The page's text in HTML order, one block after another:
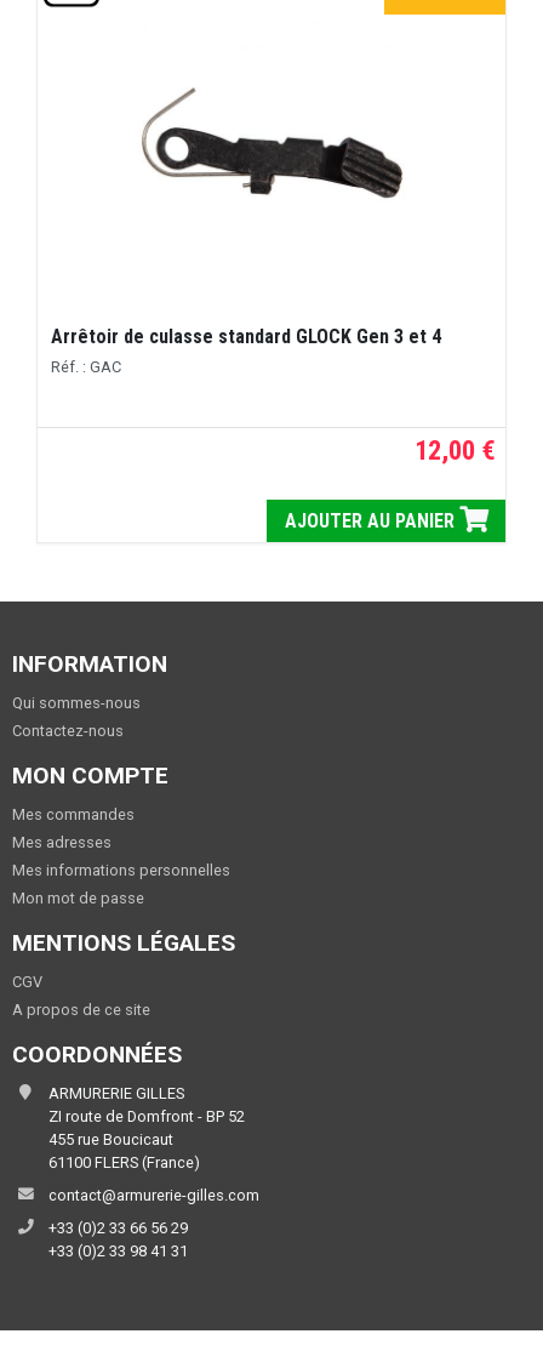
Arrêtoir de culasse standard GLOCK Gen 3 et 4
Réf. : GAC
12,00 €
AJOUTER AU PANIER
INFORMATION
Qui sommes-nous
Contactez-nous
MON COMPTE
Mes commandes
Mes adresses
Mes informations personnelles
Mon mot de passe
MENTIONS LÉGALES
CGV
A propos de ce site
COORDONNÉES
ARMURERIE GILLES
ZI route de Domfront - BP 52
455 rue Boucicaut
61100 FLERS (France)
contact@armurerie-gilles.com
+33 (0)2 33 66 56 29
+33 (0)2 33 98 41 31